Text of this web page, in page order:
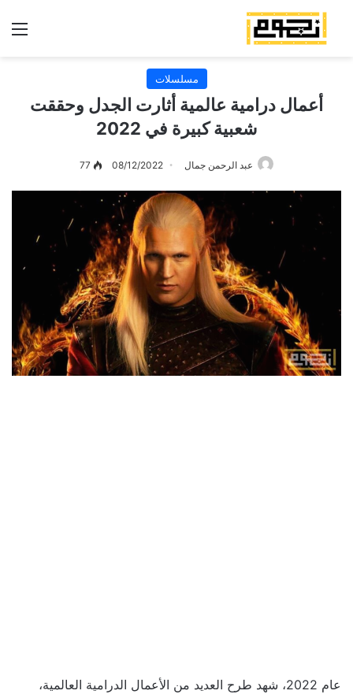
مسلسلات
أعمال درامية عالمية أثارت الجدل وحققت
شعبية كبيرة في 2022
عبد الرحمن جمال 08/12/2022
77
عام 2022، شهد طرح العديد من الأعمال الدرامية العالمية،